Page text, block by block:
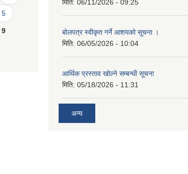
5
9
मिति: 06/11/2026 - 09:25
बोलपत्र स्वीकृत गर्ने आशयको सूचना ।
मिति: 06/05/2026 - 10:04
आर्थिक प्रस्ताव खोल्ने सम्बन्धी सूचना
मिति: 05/18/2026 - 11:31
अन्य